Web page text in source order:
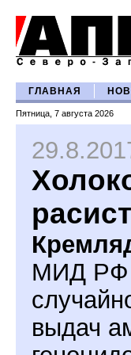
ГЛАВНАЯ
Пятница, 7 августа 2026
МИД РФ
выдач